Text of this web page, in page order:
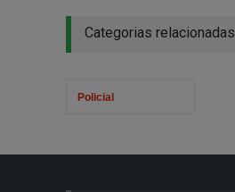
Categorias relacionadas
Policial